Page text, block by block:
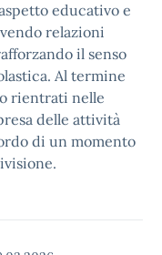
educativo e
relazioni
il senso
Al termine
rientrati nelle
delle attività
di un momento